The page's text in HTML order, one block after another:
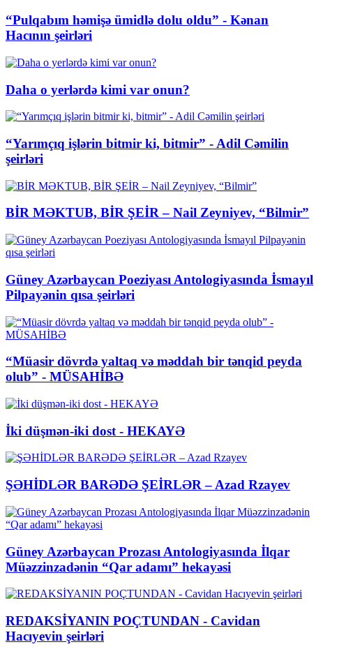
“Pulqabım həmişə ümidlə dolu oldu” - Kənan
Hacının şeirləri
Daha o yerlərdə kimi var onun?
“Yarımçıq işlərin bitmir ki, bitmir” - Adil Cəmilin
şeirləri
BİR MƏKTUB, BİR ŞEİR – Nail Zeyniyev, “Bilmir”
Güney Azərbaycan Poeziyası Antologiyasında İsmayıl
Pilpayənin qısa şeirləri
“Müasir dövrdə yaltaq və məddah bir tənqid peyda
olub” - MÜSAHİBƏ
İki düşmən-iki dost - HEKAYƏ
ŞƏHİDLƏR BARƏDƏ ŞEİRLƏR – Azad Rzayev
Güney Azərbaycan Prozası Antologiyasında İlqar
Müəzzinzadənin “Qar adamı” hekayəsi
REDAKSİYANIN POÇTUNDAN - Cavidan
Hacıyevin şeirləri